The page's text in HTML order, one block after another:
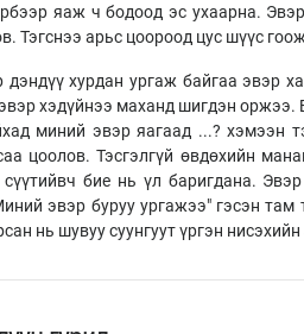
яаж ч бодоод эс ухаарна.
Тэгснээ арьс цоороод цус шүүс
дэндүү хурдан ургаж байгаа эвэр
хэдүйнээ маханд шигдэн
миний эвэр яагаад ...? хэмээн
цоолов. Тэсгэлгүй өвдөхийн
сүүтийвч бие нь үл баригдана.
эвэр буруу ургажээ" гэсэн
нь шувуу суунгуут үргэн